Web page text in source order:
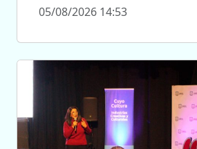
05/08/2026 14:53